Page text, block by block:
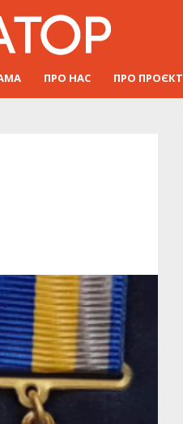
ПРО НАС ПРО ПРОЄКТ